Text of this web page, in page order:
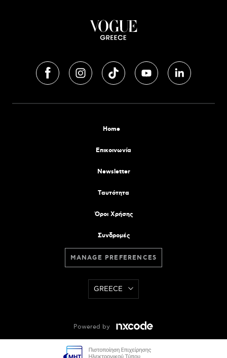
Home
Επικοινωνία
Newsletter
Tαυτότητα
Όροι Χρήσης
Συνδρομές
MANAGE PREFERENCES
GREECE
Powered by